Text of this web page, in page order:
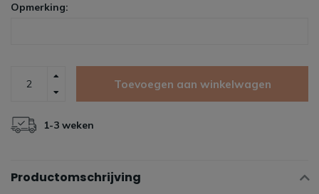
Opmerking:
Toevoegen aan winkelwagen
1-3 weken
Productomschrijving